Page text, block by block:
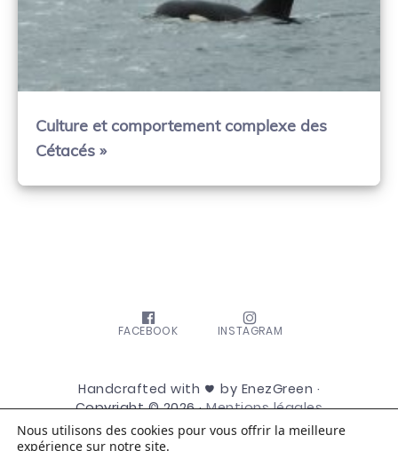
Culture et comportement complexe des
Cétacés »
FACEBOOK INSTAGRAM
Handcrafted with
by EnezGreen ·
Copyright © 2026 ·Mentions légales
Nous utilisons des cookies pour vous offrir la meilleure
expérience sur notre site.